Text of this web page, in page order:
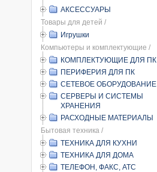
АКСЕССУАРЫ
Товары для детей /
Игрушки
Компьютеры и комплектующие /
КОМПЛЕКТУЮЩИЕ ДЛЯ ПК
ПЕРИФЕРИЯ ДЛЯ ПК
СЕТЕВОЕ ОБОРУДОВАНИЕ
СЕРВЕРЫ И СИСТЕМЫ
ХРАНЕНИЯ
РАСХОДНЫЕ МАТЕРИАЛЫ
Бытовая техника /
ТЕХНИКА ДЛЯ КУХНИ
ТЕХНИКА ДЛЯ ДОМА
ТЕЛЕФОН, ФАКС, АТС